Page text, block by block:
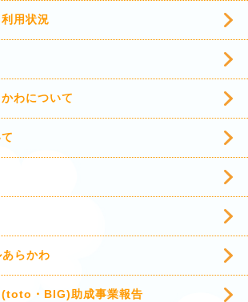
用状況
わについて
らかわ
(toto・BIG)助成事業報告